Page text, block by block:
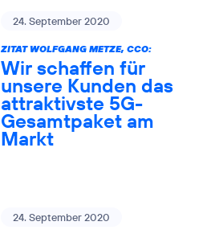
24. September 2020
ZITAT WOLFGANG METZE, CCO:
Wir schaffen für
unsere Kunden das
attraktivste 5G-
Gesamtpaket am
Markt
24. September 2020